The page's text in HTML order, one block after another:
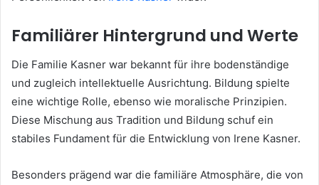
Familiärer Hintergrund und Werte
Die Familie Kasner war bekannt für ihre bodenständige
und zugleich intellektuelle Ausrichtung. Bildung spielte
eine wichtige Rolle, ebenso wie moralische Prinzipien.
Diese Mischung aus Tradition und Bildung schuf ein
stabiles Fundament für die Entwicklung von Irene Kasner.
Besonders prägend war die familiäre Atmosphäre, die von